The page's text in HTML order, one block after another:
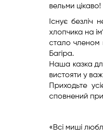
вельми цікаво!
Існує безліч
хлопчика на
стало членом
Багіра.
Наша казка
вистояти у
Приходьте
сповнений
«Всі миші